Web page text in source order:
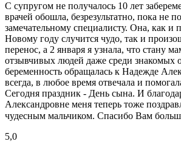
С супругом не получалось 10 лет
врачей обошла, безрезультатно, пока не
замечательному специалисту. Она, как и
Новому году случится чудо, так и
перенос, а 2 января я узнала, что стану
отзывчивых людей даже среди знакомых
беременность обращалась к Надежде
всегда, в любое время отвечала и
Сегодня праздник - День сына. И
Александровне меня теперь тоже
чудесным мальчиком. Спасибо Вам
5,0